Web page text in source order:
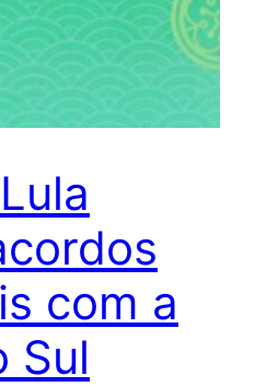
com a
Sul